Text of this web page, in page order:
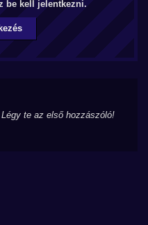
be kell jelentkezni.
te az első hozzászóló!